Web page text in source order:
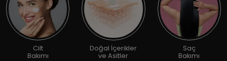
Cilt
Bakımı
Doğal İçerikler
ve Asitler
Saç
Bakımı